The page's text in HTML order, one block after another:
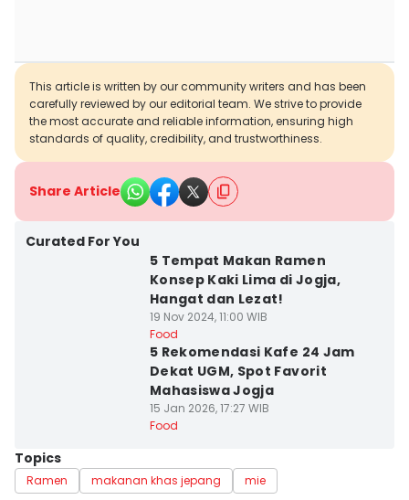
This article is written by our community writers and has been
carefully reviewed by our editorial team. We strive to provide
the most accurate and reliable information, ensuring high
standards of quality, credibility, and trustworthiness.
Share Article
Curated For You
5 Tempat Makan Ramen
Konsep Kaki Lima di Jogja,
Hangat dan Lezat!
19 Nov 2024, 11:00 WIB
Food
5 Rekomendasi Kafe 24 Jam
Dekat UGM, Spot Favorit
Mahasiswa Jogja
15 Jan 2026, 17:27 WIB
Food
Topics
Ramen makanan khas jepang mie